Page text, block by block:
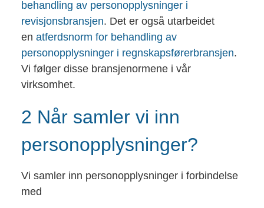
behandling av personopplysninger i
revisjonsbransjen. Det er også utarbeidet
en atferdsnorm for behandling av
personopplysninger i regnskapsførerbransjen.
Vi følger disse bransjenormene i vår
virksomhet.
2 Når samler vi inn
personopplysninger?
Vi samler inn personopplysninger i forbindelse
med